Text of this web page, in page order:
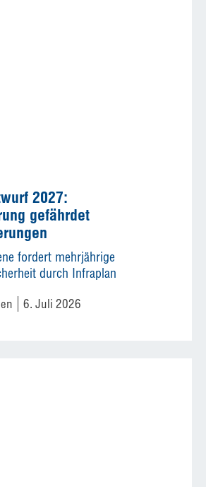
2027:
gefährdet
fordert mehrjährige
durch Infraplan
6. Juli 2026